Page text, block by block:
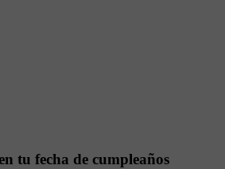
tu fecha de cumpleaños